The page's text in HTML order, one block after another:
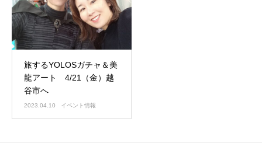
旅するYOLOSガチャ＆美
龍アート 4/21（金）越
谷市へ
2023.04.10 イベント情報